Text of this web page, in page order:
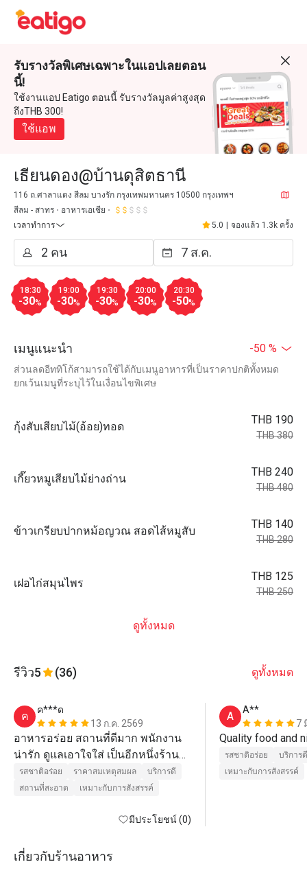
รับรางวัลพิเศษเฉพาะในแอปเลยตอน
นี้!
ใช้งานแอป Eatigo ตอนนี้ รับรางวัลมูลค่าสูงสุด
ถึงTHB 300!
ใช้แอพ
เธียนดอง@บ้านดุสิตธานี
116 ถ.ศาลาแดง สีลม บางรัก กรุงเทพมหานคร 10500 กรุงเทพฯ
สีลม - สาทร
อาหารเอเชีย
เวลาทำการ
5.0 จองแล้ว 1.3k ครั้ง
18:30
-30%
19:00
-30%
19:30
-30%
20:00
-30%
20:30
-50%
เมนูแนะนำ -50 %
ส่วนลดอีททิโก้สามารถใช้ได้กับเมนูอาหารที่เป็นราคาปกติทั้งหมด
ยกเว้นเมนูที่ระบุไว้ในเงื่อนไขพิเศษ
กุ้งสับเสียบไม้(อ้อย)ทอด
THB 190
THB 380
เกี๊ยวหมูเสียบไม้ย่างถ่าน
THB 240
THB 480
ข้าวเกรียบปากหม้อญวณ สอดไส้หมูสับ
THB 140
THB 280
เฝอไก่สมุนไพร
THB 125
THB 250
ดูทั้งหมด
รีวิว5 (36) ดูทั้งหมด
ค
ค***ด
13 ก.ค. 2569
อาหารอร่อย สถานที่ดีมาก พนักงาน
น่ารัก ดูแลเอาใจใส่ เป็นอีกหนึ่งร้าน
ที่มาทานประจำ ยิ่งมีโปร ยิ่งได้ราคาที่
ดีมาก
รสชาติอร่อย ราคาสมเหตุสมผล
บริการดี
สถานที่สะอาด
เหมาะกับการสังสรรค์
มีประโยชน์ (0)
A
A**
7
รสชาติอร่อย
บริการดี
เหมาะกับการสังสรรค์
เกี่ยวกับร้านอาหาร